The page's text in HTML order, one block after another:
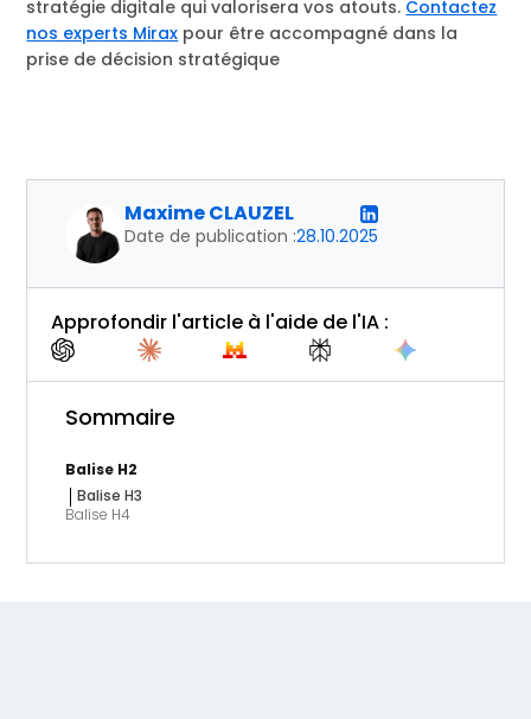
Maxime CLAUZEL
Date de publication :28.10.2025
Approfondir l'article à l'aide de l'IA :
Sommaire
Balise H2
Balise H3
Balise H4
stratégie digitale qui valorisera vos atouts. Contactez
nos experts Mirax pour être accompagné dans la
prise de décision stratégique